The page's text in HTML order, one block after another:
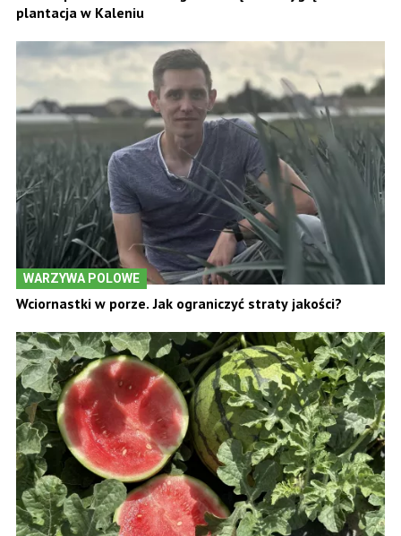
plantacja w Kaleniu
WARZYWA POLOWE
Wciornastki w porze. Jak ograniczyć straty jakości?